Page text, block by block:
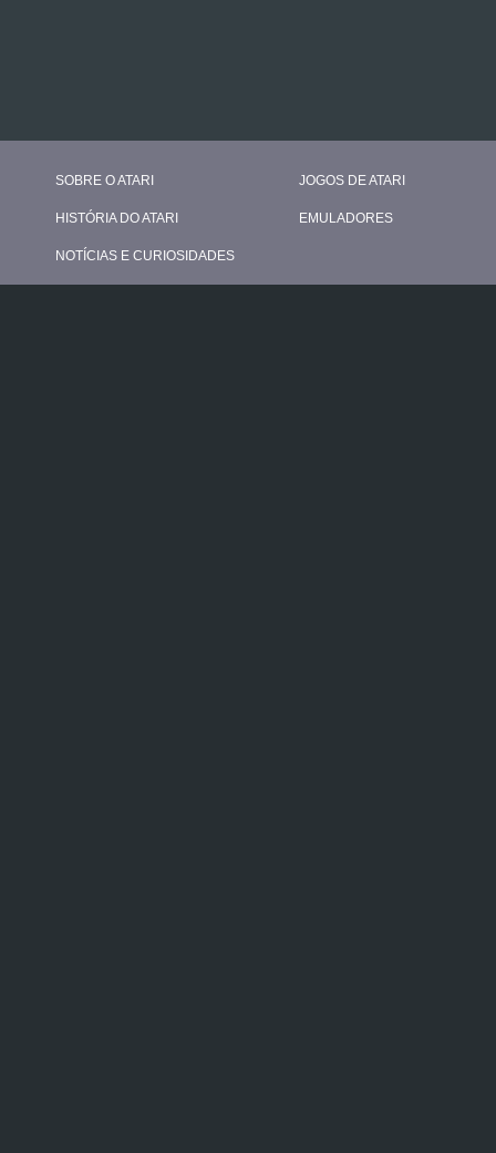
SOBRE O ATARI
HISTÓRIA DO ATARI
NOTÍCIAS E CURIOSIDADES
JOGOS DE ATARI
EMULADORES